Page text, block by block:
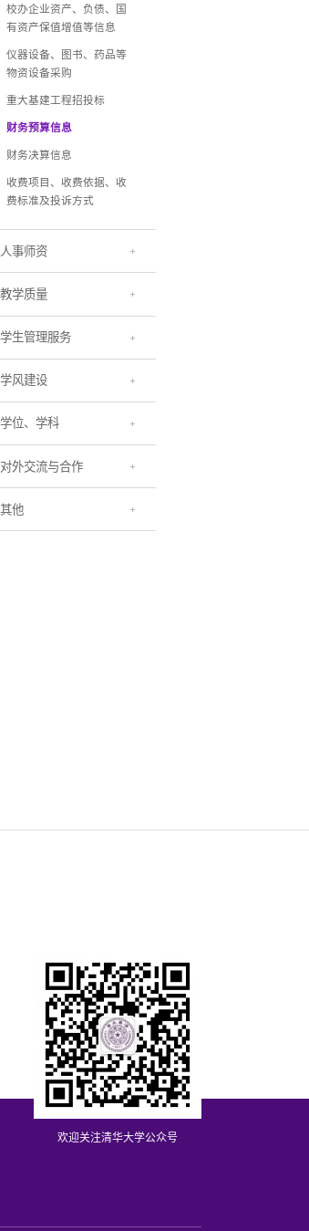
校办企业资产、负债、国
有资产保值增值等信息
仪器设备、图书、药品等
物资设备采购
重大基建工程招投标
财务预算信息
财务决算信息
收费项目、收费依据、收
费标准及投诉方式
人事师资
教学质量
学生管理服务
学风建设
学位、学科
对外交流与合作
其他
欢迎关注清华大学公众号